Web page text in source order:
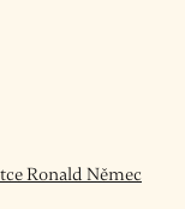
Ronald Němec